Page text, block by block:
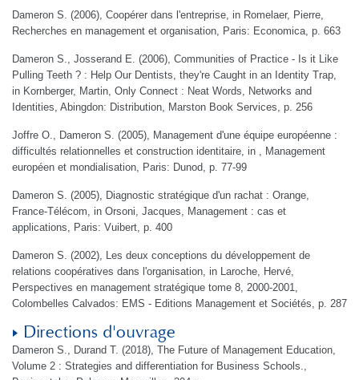
Dameron S. (2006), Coopérer dans l'entreprise, in Romelaer, Pierre,
Recherches en management et organisation, Paris: Economica, p. 663
Dameron S., Josserand E. (2006), Communities of Practice - Is it Like
Pulling Teeth ? : Help Our Dentists, they're Caught in an Identity Trap,
in Kornberger, Martin, Only Connect : Neat Words, Networks and
Identities, Abingdon: Distribution, Marston Book Services, p. 256
Joffre O., Dameron S. (2005), Management d'une équipe européenne :
difficultés relationnelles et construction identitaire, in , Management
européen et mondialisation, Paris: Dunod, p. 77-99
Dameron S. (2005), Diagnostic stratégique d'un rachat : Orange,
France-Télécom, in Orsoni, Jacques, Management : cas et
applications, Paris: Vuibert, p. 400
Dameron S. (2002), Les deux conceptions du développement de
relations coopératives dans l'organisation, in Laroche, Hervé,
Perspectives en management stratégique tome 8, 2000-2001,
Colombelles Calvados: EMS - Editions Management et Sociétés, p. 287
Directions d'ouvrage
Dameron S., Durand T. (2018), The Future of Management Education,
Volume 2 : Strategies and differentiation for Business Schools.,